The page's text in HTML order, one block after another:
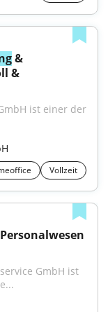
&
&
ist einer der
Vollzeit
GmbH ist